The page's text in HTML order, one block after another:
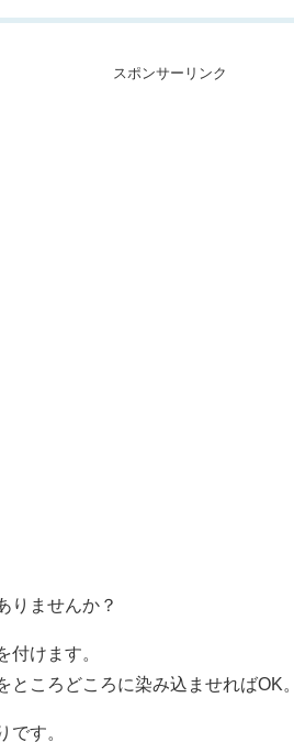
スポンサーリンク
りませんか？
付けます。
ころどころに染み込ませればOK。
です。